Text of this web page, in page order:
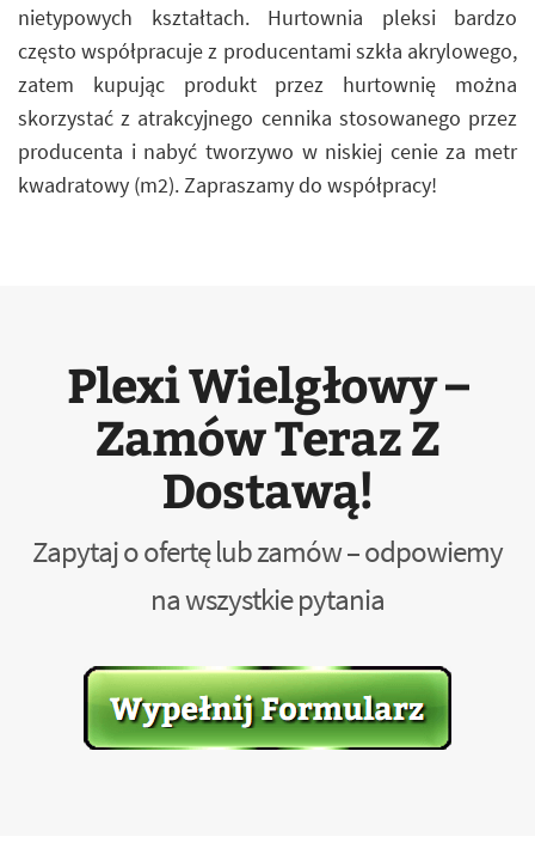
nietypowych kształtach. Hurtownia pleksi bardzo
często współpracuje z producentami szkła akrylowego,
zatem kupując produkt przez hurtownię można
skorzystać z atrakcyjnego cennika stosowanego przez
producenta i nabyć tworzywo w niskiej cenie za metr
kwadratowy (m2). Zapraszamy do współpracy!
Plexi Wielgłowy –
Zamów Teraz Z
Dostawą!
Zapytaj o ofertę lub zamów – odpowiemy
na wszystkie pytania